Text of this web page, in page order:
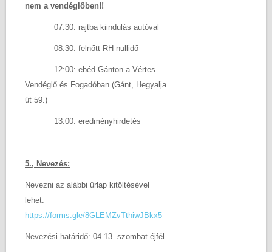
nem a vendéglőben!!
07:30: rajtba kiindulás autóval
08:30: felnőtt RH nullidő
12:00: ebéd Gánton a Vértes
Vendéglő és Fogadóban (Gánt, Hegyalja
út 59.)
13:00: eredményhirdetés
5., Nevezés:
Nevezni az alábbi űrlap kitöltésével
lehet:
https://forms.gle/8GLEMZvTthiwJBkx5
Nevezési határidő: 04.13. szombat éjfél